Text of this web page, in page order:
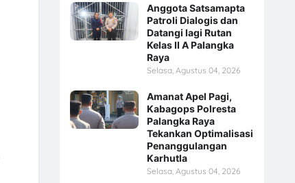
Anggota Satsamapta
Patroli Dialogis dan
Datangi lagi Rutan
Kelas II A Palangka
Raya
Selasa, Agustus 04, 2026
Amanat Apel Pagi,
Kabagops Polresta
Palangka Raya
Tekankan Optimalisasi
Penanggulangan
Karhutla
Selasa, Agustus 04, 2026